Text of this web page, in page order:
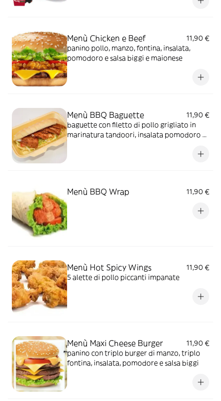
Menù Chicken e Beef
11,90 €
panino pollo, manzo, fontina, insalata,
pomodoro e salsa biggi e maionese
Menù BBQ Baguette
11,90 €
baguette con filetto di pollo grigliato in
marinatura tandoori, insalata pomodoro e
Menù BBQ Wrap 11,90 €
Menù Hot Spicy Wings
11,90 €
5 alette di pollo piccanti impanate
Menù Maxi Cheese Burger
11,90 €
panino con triplo burger di manzo, triplo
fontina, insalata, pomodore e salsa biggi